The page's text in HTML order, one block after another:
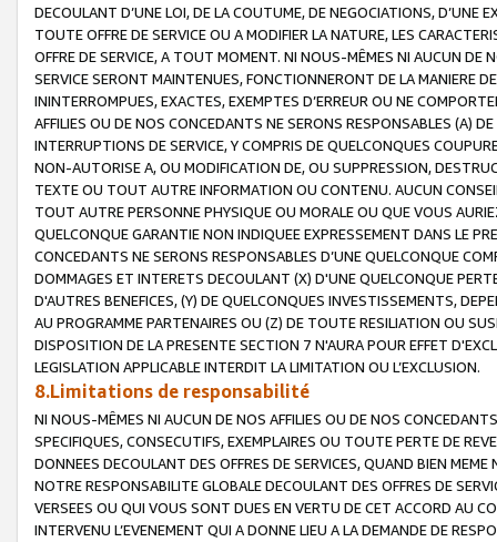
DECOULANT D’UNE LOI, DE LA COUTUME, DE NEGOCIATIONS, D’UNE
TOUTE OFFRE DE SERVICE OU A MODIFIER LA NATURE, LES
OFFRE DE SERVICE, A TOUT MOMENT. NI NOUS-MÊMES NI AUCUN DE
SERVICE SERONT MAINTENUES, FONCTIONNERONT DE LA MANIERE
ININTERROMPUES, EXACTES, EXEMPTES D’ERREUR OU NE
AFFILIES OU DE NOS CONCEDANTS NE SERONS RESPONSABLES (A)
INTERRUPTIONS DE SERVICE, Y COMPRIS DE QUELCONQUES
NON-AUTORISE A, OU MODIFICATION DE, OU SUPPRESSION,
TEXTE OU TOUT AUTRE INFORMATION OU CONTENU. AUCUN
TOUT AUTRE PERSONNE PHYSIQUE OU MORALE OU QUE VOUS
QUELCONQUE GARANTIE NON INDIQUEE EXPRESSEMENT DANS LE
CONCEDANTS NE SERONS RESPONSABLES D’UNE QUELCONQUE
DOMMAGES ET INTERETS DECOULANT (X) D'UNE QUELCONQUE
D'AUTRES BENEFICES, (Y) DE QUELCONQUES INVESTISSEMENTS,
AU PROGRAMME PARTENAIRES OU (Z) DE TOUTE RESILIATION OU
DISPOSITION DE LA PRESENTE SECTION 7 N'AURA POUR EFFET
LEGISLATION APPLICABLE INTERDIT LA LIMITATION OU L’EXCLUSION.
8.Limitations de responsabilité
NI NOUS-MÊMES NI AUCUN DE NOS AFFILIES OU DE NOS
SPECIFIQUES, CONSECUTIFS, EXEMPLAIRES OU TOUTE PERTE DE
DONNEES DECOULANT DES OFFRES DE SERVICES, QUAND BIEN
NOTRE RESPONSABILITE GLOBALE DECOULANT DES OFFRES DE
VERSEES OU QUI VOUS SONT DUES EN VERTU DE CET ACCORD AU
INTERVENU L’EVENEMENT QUI A DONNE LIEU A LA DEMANDE DE